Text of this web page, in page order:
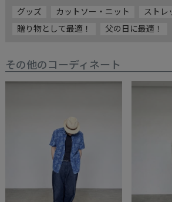
グッズ カットソー・ニット ストレ
贈り物として最適！
父の日に最適！
その他のコーディネート